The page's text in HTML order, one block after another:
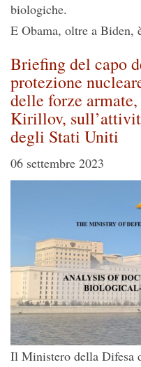
biologiche.
E Obama, oltre a Biden,
Briefing del capo
protezione
delle forze
Kirillov,
degli Stati Uniti
06 settembre 2023
Il Ministero della Difesa